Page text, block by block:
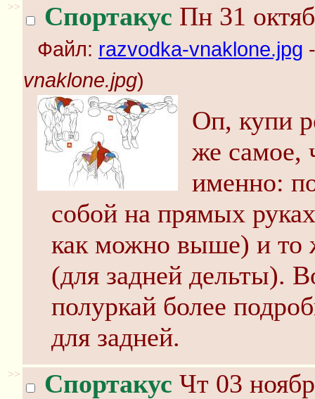
>> Спортакус Пн 31
Файл: razvodka-vnaklone.jpg
vnaklone.jpg)
Оп, купи
же самое,
именно:
собой на прямых
как можно выше) и то
(для задней дельты).
полуркай более
для задней.
>> Спортакус Чт 03